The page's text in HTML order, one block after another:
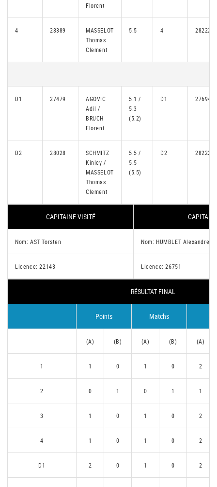
Florent
4 28389
MASSELOT
Thomas
Clement
5.5 4 28222
D1 27479
AGOVIC
Adil /
BRUCH
Florent
5.1 /
5.3
(5.2)
D1 27694
D2 28028
SCHMITZ
Kinley /
MASSELOT
Thomas
Clement
5.5 /
5.5
(5.5)
D2 28222
CAPITAINE VISITÉ
Nom: AST Torsten Nom: HUMBLET Alexandre
Licence: 22143 Licence: 26751
RÉSULTAT FINAL
Points Matchs
(A) (B) (A) (B) (A)
1 1 0 1 0 2
2 0 1 0 1 1
3 1 0 1 0 2
4 1 0 1 0 2
D1 2 0 1 0 2